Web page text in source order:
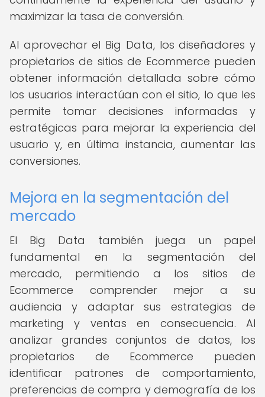
maximizar la tasa de conversión.
Al aprovechar el Big Data, los diseñadores y
propietarios de sitios de Ecommerce pueden
obtener información detallada sobre cómo
los usuarios interactúan con el sitio, lo que les
permite tomar decisiones informadas y
estratégicas para mejorar la experiencia del
usuario y, en última instancia, aumentar las
conversiones.
Mejora en la segmentación del
mercado
El Big Data también juega un papel
fundamental en la segmentación del
mercado, permitiendo a los sitios de
Ecommerce comprender mejor a su
audiencia y adaptar sus estrategias de
marketing y ventas en consecuencia. Al
analizar grandes conjuntos de datos, los
propietarios de Ecommerce pueden
identificar patrones de comportamiento,
preferencias de compra y demografía de los